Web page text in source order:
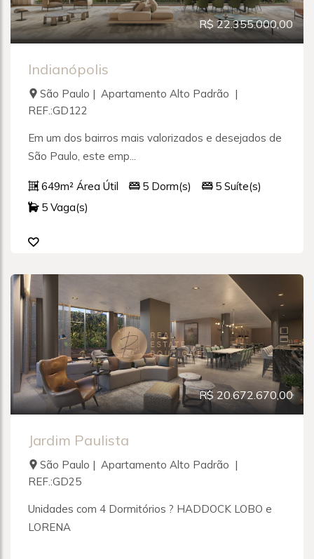
R$ 22.355.000,00
Indianópolis
São Paulo | Apartamento Alto Padrão |
REF.:GD122
Em um dos bairros mais valorizados e desejados de
São Paulo, este emp...
649m² Área Útil 5 Dorm(s)
5 Suíte(s)
5 Vaga(s)
R$ 20.672.670,00
Jardim Paulista
São Paulo | Apartamento Alto Padrão |
REF.:GD25
Unidades com 4 Dormitórios ? HADDOCK LOBO e
LORENA